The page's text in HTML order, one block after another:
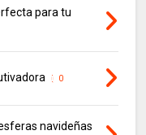
para tu
0
navideñas